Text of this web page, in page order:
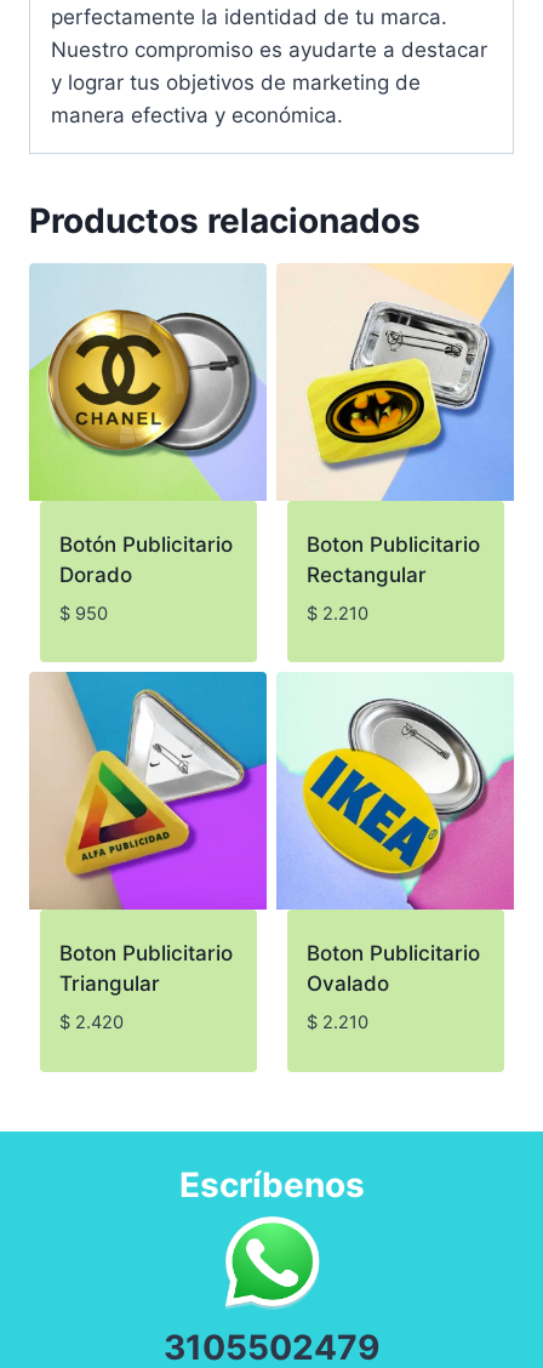
perfectamente la identidad de tu marca.
Nuestro compromiso es ayudarte a destacar
y lograr tus objetivos de marketing de
manera efectiva y económica.
Productos relacionados
Botón Publicitario
Dorado
$950
Boton Publicitario
Rectangular
$2.210
Boton Publicitario
Triangular
$2.420
Boton Publicitario
Ovalado
$2.210
Escríbenos
3105502479